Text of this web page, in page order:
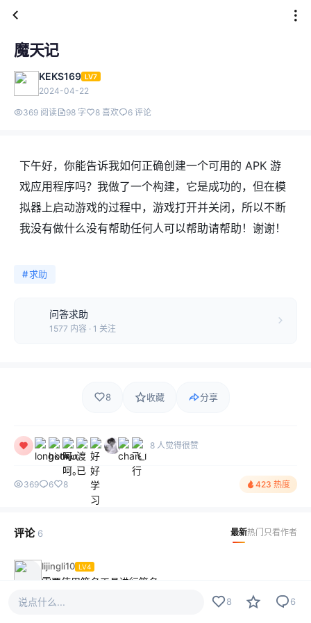
魔天记
KEKS169 LV7
2024-04-22
369 阅读 98 字 8 喜欢 6 评论
下午好，你能告诉我如何正确创建一个可用的 APK 游
戏应用程序吗？我做了一个构建，它是成功的，但在模
拟器上启动游戏的过程中，游戏打开并关闭，所以不断
我没有做什么没有帮助任何人可以帮助请帮助！谢谢！
#求助
问答求助
1577 内容 · 1 关注
8 收藏 分享
8 人觉得很赞
369 6 8 423 热度
评论 6 最新热门 只看作者
lijingli10 LV4
需要使用签名工具进行签名
2024-05-17
说点什么... 8 6